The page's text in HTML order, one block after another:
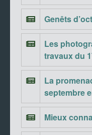
Genêts
Les
travaux du
La
septembre
Mieux